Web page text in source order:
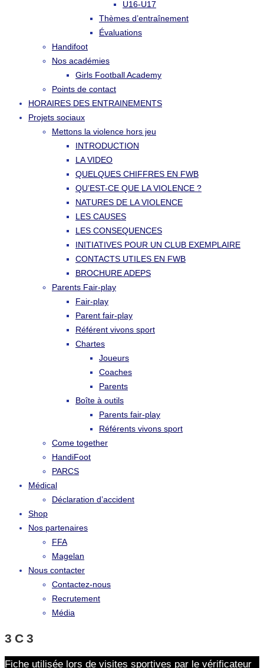
U16-U17
Thèmes d’entraînement
Évaluations
Handifoot
Nos académies
Girls Football Academy
Points de contact
HORAIRES DES ENTRAINEMENTS
Projets sociaux
Mettons la violence hors jeu
INTRODUCTION
LA VIDEO
QUELQUES CHIFFRES EN FWB
QU’EST-CE QUE LA VIOLENCE ?
NATURES DE LA VIOLENCE
LES CAUSES
LES CONSEQUENCES
INITIATIVES POUR UN CLUB EXEMPLAIRE
CONTACTS UTILES EN FWB
BROCHURE ADEPS
Parents Fair-play
Fair-play
Parent fair-play
Référent vivons sport
Chartes
Joueurs
Coaches
Parents
Boîte à outils
Parents fair-play
Référents vivons sport
Come together
HandiFoot
PARCS
Médical
Déclaration d’accident
Shop
Nos partenaires
FFA
Magelan
Nous contacter
Contactez-nous
Recrutement
Média
3C3
Fiche utilisée lors de visites sportives par le vérificateur